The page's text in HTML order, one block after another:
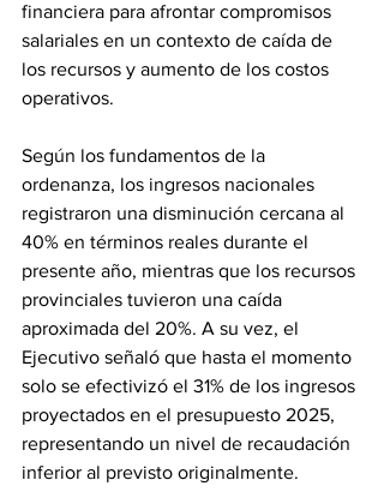
financiera para afrontar compromisos
salariales en un contexto de caída de
los recursos y aumento de los costos
operativos.
Según los fundamentos de la
ordenanza, los ingresos nacionales
registraron una disminución cercana al
40% en términos reales durante el
presente año, mientras que los recursos
provinciales tuvieron una caída
aproximada del 20%. A su vez, el
Ejecutivo señaló que hasta el momento
solo se efectivizó el 31% de los ingresos
proyectados en el presupuesto 2025,
representando un nivel de recaudación
inferior al previsto originalmente.